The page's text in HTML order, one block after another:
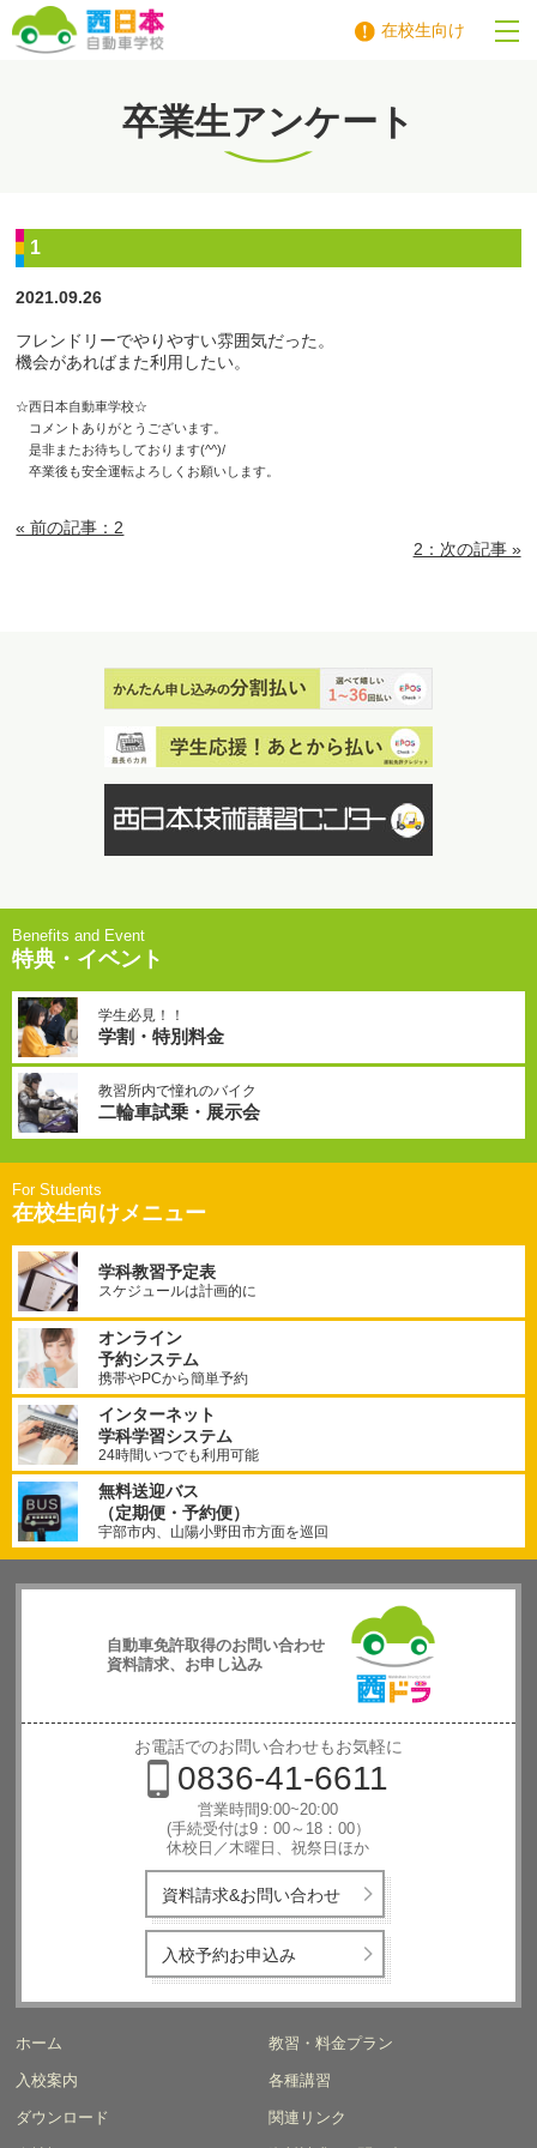
在校生向け
卒業生アンケート
1
2021.09.26
フレンドリーでやりやすい雰囲気だった。
機会があればまた利用したい。
☆西日本自動車学校☆
コメントありがとうございます。
是非またお待ちしております(^^)/
卒業後も安全運転よろしくお願いします。
« 前の記事：2
2：次の記事 »
特典・イベント
学生必見！！
学割・特別料金
教習所内で憧れのバイク
二輪車試乗・展示会
在校生向けメニュー
学科教習予定表
スケジュールは計画的に
オンライン
予約システム
携帯やPCから簡単予約
インターネット
学科学習システム
24時間いつでも利用可能
無料送迎バス
（定期便・予約便）
宇部市内、山陽小野田市方面を巡回
自動車免許取得のお問い合わせ
資料請求、お申し込み
西日本自動
車学校
お電話でのお問い合わせもお気軽に
0836-41-6611
営業時間9:00~20:00
(手続受付は9：00～18：00）
休校日／木曜日、祝祭日ほか
資料請求&お問い合わせ
入校予約お申込み
ホーム 教習・料金プラン
入校案内 各種講習
ダウンロード 関連リンク